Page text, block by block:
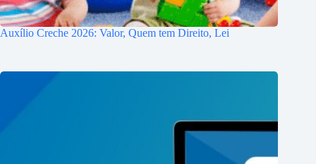
Auxílio Creche 2026: Valor, Quem tem Direito, Lei